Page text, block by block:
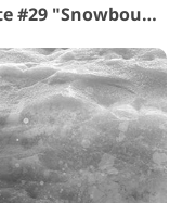
Sobreposição de gelo transparente #29 "Snowbound Mountain"